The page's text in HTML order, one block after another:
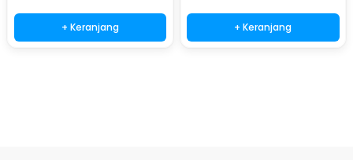
+ Keranjang + Keranjang